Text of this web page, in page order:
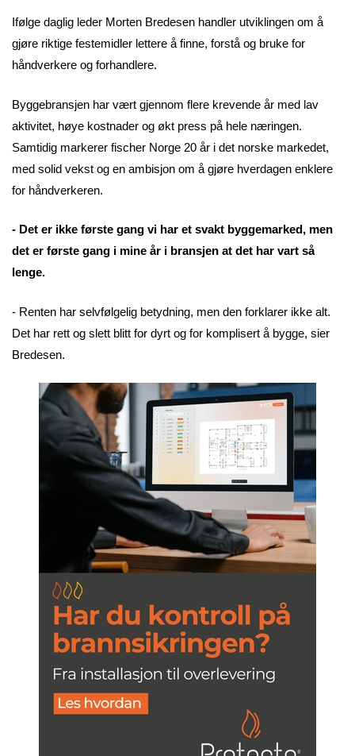
Ifølge daglig leder Morten Bredesen handler utviklingen om å
gjøre riktige festemidler lettere å finne, forstå og bruke for
håndverkere og forhandlere.
Byggebransjen har vært gjennom flere krevende år med lav
aktivitet, høye kostnader og økt press på hele næringen.
Samtidig markerer fischer Norge 20 år i det norske markedet,
med solid vekst og en ambisjon om å gjøre hverdagen enklere
for håndverkeren.
- Det er ikke første gang vi har et svakt byggemarked, men
det er første gang i mine år i bransjen at det har vart så
lenge.
- Renten har selvfølgelig betydning, men den forklarer ikke alt.
Det har rett og slett blitt for dyrt og for komplisert å bygge, sier
Bredesen.